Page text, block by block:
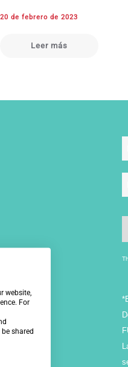
20 de febrero de 2023
Leer más
lo
website,
For
shared